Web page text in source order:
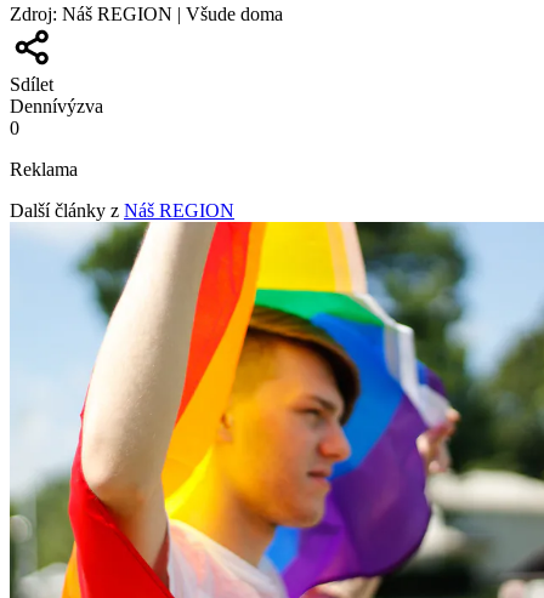
Zdroj: Náš REGION | Všude doma
Sdílet
Dennívýzva
0
Reklama
Další články z Náš REGION